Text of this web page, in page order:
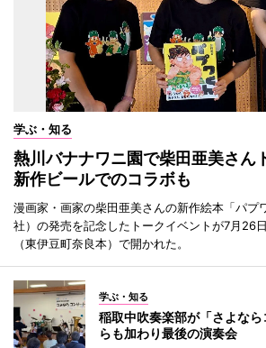
学ぶ・知る
熱川バナナワニ園で柴田亜美さ
新作ビールでのコラボも
漫画家・画家の柴田亜美さんの新作絵本「パプ
社）の発売を記念したトークイベントが7月26
（東伊豆町奈良本）で開かれた。
学ぶ・知る
稲取中吹奏楽部が「さよな
らも加わり最後の演奏会